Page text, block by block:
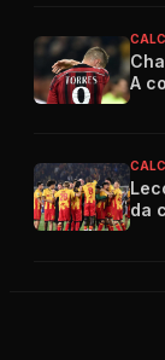
A
da